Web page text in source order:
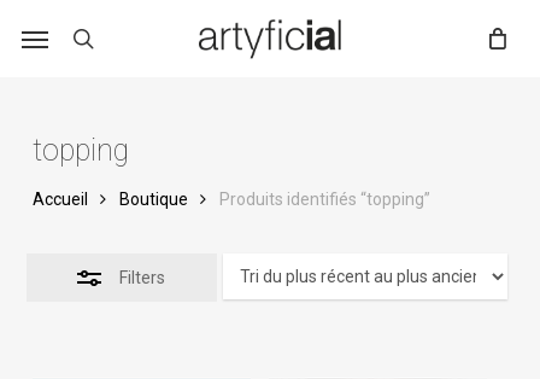
topping
Accueil Boutique Produits identifiés “topping”
Filters